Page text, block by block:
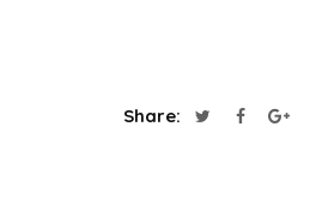
Share: